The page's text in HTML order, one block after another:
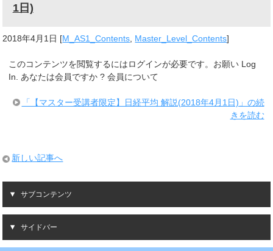
1日)
2018年4月1日 [M_AS1_Contents Master_Level_Contents]
このコンテンツを閲覧するにはログインが必要です。お願い Log
In. あなたは会員ですか ? 会員について
「【マスター受講者限定】日経平均 解説(2018年4月1日)」の続
きを読む
新しい記事へ
サブコンテンツ
サイドバー